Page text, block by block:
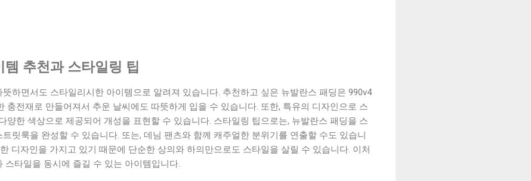
추천과 스타일링 팁
하면서도 스타일리시한 아이템으로 알려져 있습니다. 추천하고 싶은 뉴발란스 패딩은 990v4
충전재로 만들어져서 추운 날씨에도 따뜻하게 입을 수 있습니다. 또한, 특유의 디자인으로 스
양한 색상으로 제공되어 개성을 표현할 수 있습니다. 스타일링 팁으로는, 뉴발란스 패딩을 스
릿룩을 완성할 수 있습니다. 또는, 데님 팬츠와 함께 캐주얼한 분위기를 연출할 수도 있습니
디자인을 가지고 있기 때문에 단순한 상의와 하의만으로도 스타일을 살릴 수 있습니다. 이처
스타일을 동시에 즐길 수 있는 아이템입니다.